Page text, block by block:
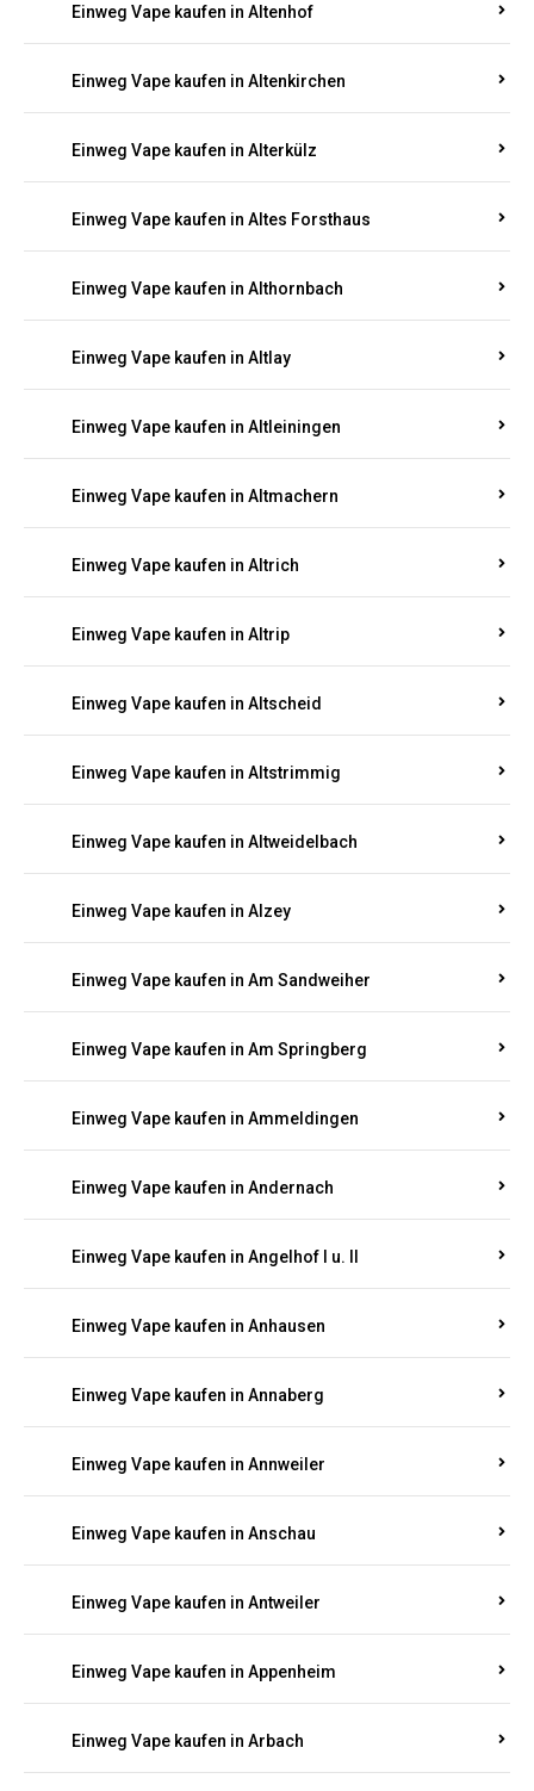
Einweg Vape kaufen in Altenhof
Einweg Vape kaufen in Altenkirchen
Einweg Vape kaufen in Alterkülz
Einweg Vape kaufen in Altes Forsthaus
Einweg Vape kaufen in Althornbach
Einweg Vape kaufen in Altlay
Einweg Vape kaufen in Altleiningen
Einweg Vape kaufen in Altmachern
Einweg Vape kaufen in Altrich
Einweg Vape kaufen in Altrip
Einweg Vape kaufen in Altscheid
Einweg Vape kaufen in Altstrimmig
Einweg Vape kaufen in Altweidelbach
Einweg Vape kaufen in Alzey
Einweg Vape kaufen in Am Sandweiher
Einweg Vape kaufen in Am Springberg
Einweg Vape kaufen in Ammeldingen
Einweg Vape kaufen in Andernach
Einweg Vape kaufen in Angelhof I u. II
Einweg Vape kaufen in Anhausen
Einweg Vape kaufen in Annaberg
Einweg Vape kaufen in Annweiler
Einweg Vape kaufen in Anschau
Einweg Vape kaufen in Antweiler
Einweg Vape kaufen in Appenheim
Einweg Vape kaufen in Arbach